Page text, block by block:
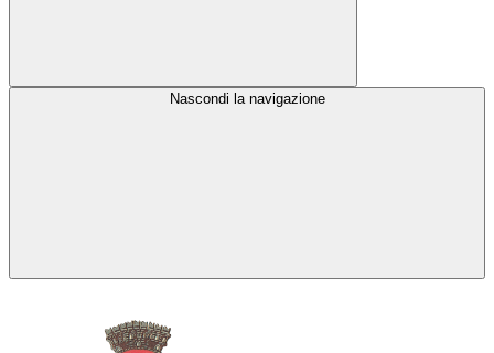
Nascondi la navigazione